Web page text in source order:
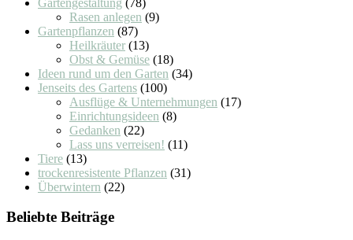
Rasen anlegen (9)
Gartenpflanzen (87)
Heilkräuter (13)
Obst & Gemüse (18)
Ideen rund um den Garten (34)
Jenseits des Gartens (100)
Ausflüge & Unternehmungen (17)
Einrichtungsideen (8)
Gedanken (22)
Lass uns verreisen! (11)
Tiere (13)
trockenresistente Pflanzen (31)
Überwintern (22)
Beliebte Beiträge